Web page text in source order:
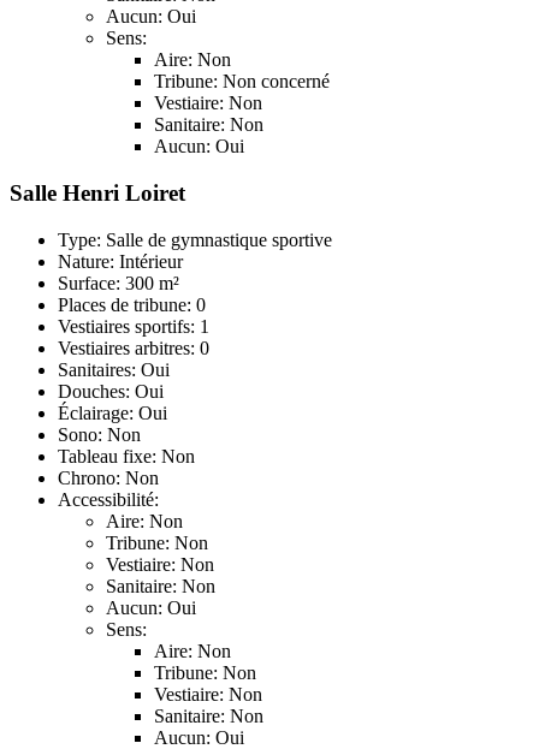
Aucun: Oui
Sens:
Aire: Non
Tribune: Non concerné
Vestiaire: Non
Sanitaire: Non
Aucun: Oui
Salle Henri Loiret
Type: Salle de gymnastique sportive
Nature: Intérieur
Surface: 300 m²
Places de tribune: 0
Vestiaires sportifs: 1
Vestiaires arbitres: 0
Sanitaires: Oui
Douches: Oui
Éclairage: Oui
Sono: Non
Tableau fixe: Non
Chrono: Non
Accessibilité:
Aire: Non
Tribune: Non
Vestiaire: Non
Sanitaire: Non
Aucun: Oui
Sens:
Aire: Non
Tribune: Non
Vestiaire: Non
Sanitaire: Non
Aucun: Oui